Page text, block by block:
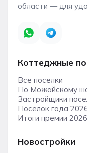
области — для
Коттеджные
Все поселки
По Можайскому
Застройщики
Поселок года
Итоги премии 2026
Новостройки